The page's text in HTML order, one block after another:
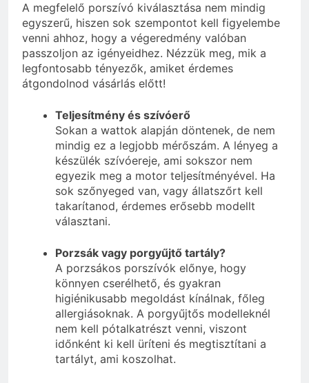
A megfelelő porszívó kiválasztása nem mindig
egyszerű, hiszen sok szempontot kell figyelembe
venni ahhoz, hogy a végeredmény valóban
passzoljon az igényeidhez. Nézzük meg, mik a
legfontosabb tényezők, amiket érdemes
átgondolnod vásárlás előtt!
Teljesítmény és szívóerő
Sokan a wattok alapján döntenek, de nem
mindig ez a legjobb mérőszám. A lényeg a
készülék szívóereje, ami sokszor nem
egyezik meg a motor teljesítményével. Ha
sok szőnyeged van, vagy állatszőrt kell
takarítanod, érdemes erősebb modellt
választani.
Porzsák vagy porgyűjtő tartály?
A porzsákos porszívók előnye, hogy
könnyen cserélhető, és gyakran
higiénikusabb megoldást kínálnak, főleg
allergiásoknak. A porgyűjtős modelleknél
nem kell pótalkatrészt venni, viszont
időnként ki kell üríteni és megtisztítani a
tartályt, ami koszolhat.